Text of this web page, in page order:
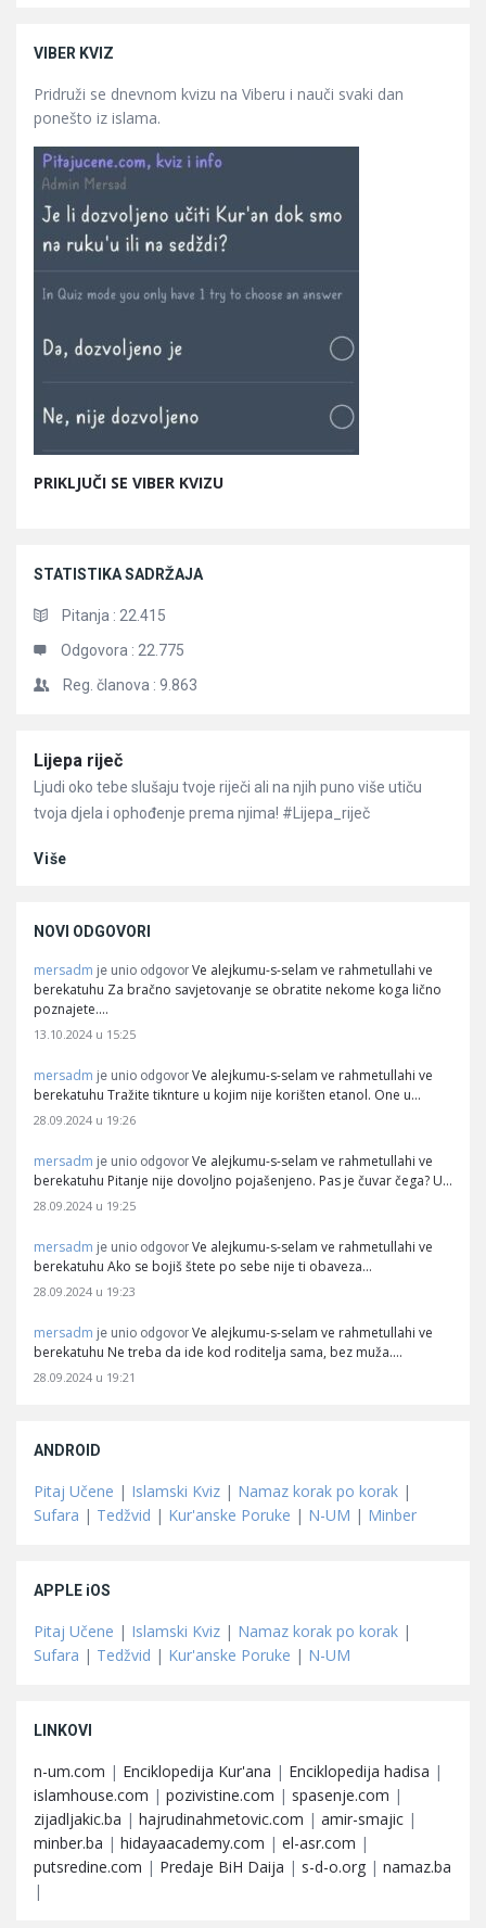
VIBER KVIZ
Pridruži se dnevnom kvizu na Viberu i nauči svaki dan
ponešto iz islama.
PRIKLJUČI SE VIBER KVIZU
STATISTIKA SADRŽAJA
Pitanja : 22.415
Odgovora : 22.775
Reg. članova : 9.863
Članci
Lijepa riječ
Ljudi oko tebe slušaju tvoje riječi ali na njih puno više utiču
tvoja djela i ophođenje prema njima! #Lijepa_riječ
Više
NOVI ODGOVORI
mersadm je unio odgovor Ve alejkumu-s-selam ve rahmetullahi ve
berekatuhu Za bračno savjetovanje se obratite nekome koga lično
poznajete.…
13.10.2024 u 15:25
mersadm je unio odgovor Ve alejkumu-s-selam ve rahmetullahi ve
berekatuhu Tražite tiknture u kojim nije korišten etanol. One u…
28.09.2024 u 19:26
mersadm je unio odgovor Ve alejkumu-s-selam ve rahmetullahi ve
berekatuhu Pitanje nije dovoljno pojašenjeno. Pas je čuvar čega? U…
28.09.2024 u 19:25
mersadm je unio odgovor Ve alejkumu-s-selam ve rahmetullahi ve
berekatuhu Ako se bojiš štete po sebe nije ti obaveza…
28.09.2024 u 19:23
mersadm je unio odgovor Ve alejkumu-s-selam ve rahmetullahi ve
berekatuhu Ne treba da ide kod roditelja sama, bez muža.…
28.09.2024 u 19:21
ANDROID
Pitaj Učene | Islamski Kviz | Namaz korak po korak |
Sufara | Tedžvid | Kur'anske Poruke | N-UM | Minber
APPLE iOS
Pitaj Učene | Islamski Kviz | Namaz korak po korak |
Sufara | Tedžvid | Kur'anske Poruke | N-UM
LINKOVI
n-um.com | Enciklopedija Kur'ana | Enciklopedija hadisa |
islamhouse.com | pozivistine.com | spasenje.com |
zijadljakic.ba | hajrudinahmetovic.com | amir-smajic |
minber.ba | hidayaacademy.com | el-asr.com |
putsredine.com | Predaje BiH Daija | s-d-o.org | namaz.ba
|